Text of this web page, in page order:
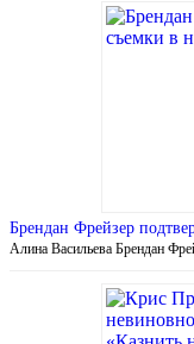
Брендан Фрейзер
Алина Васильева Брендан